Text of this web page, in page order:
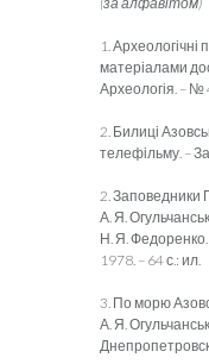
1. Археологічні
матеріалами
Археологія. – №
2. Билиці
телефільму. –
2. Заповедники
А. Я.
Н. Я.
1978. – 64 с.: ил.
3. По морю
А. Я.